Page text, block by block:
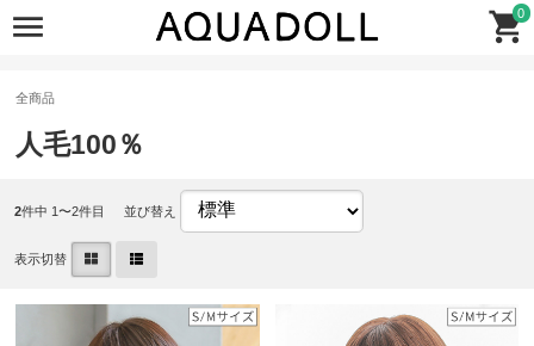
0
全商品
人毛100％
2件中 1〜2件目 並び替え
表示切替